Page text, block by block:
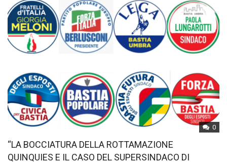
0
“LA BOCCIATURA DELLA ROTTAMAZIONE
QUINQUIES E IL CASO DEL SUPERSINDACO DI